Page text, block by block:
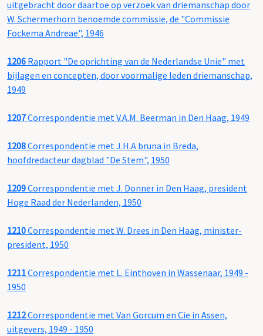
uitgebracht door daartoe op verzoek van driemanschap door
W. Schermerhorn benoemde commissie, de "Commissie
Fockema Andreae", 1946
1206 Rapport "De oprichting van de Nederlandse Unie" met
bijlagen en concepten, door voormalige leden driemanschap,
1949
1207Correspondentie met V.A.M. Beerman in Den Haag, 1949
1208Correspondentie met J.H.A bruna in Breda,
hoofdredacteur dagblad "De Stem", 1950
1209Correspondentie met J. Donner in Den Haag, president
Hoge Raad der Nederlanden, 1950
1210Correspondentie met W. Drees in Den Haag, minister-
president, 1950
1211Correspondentie met L. Einthoven in Wassenaar, 1949 -
1950
1212Correspondentie met Van Gorcum en Cie in Assen,
uitgevers, 1949 - 1950